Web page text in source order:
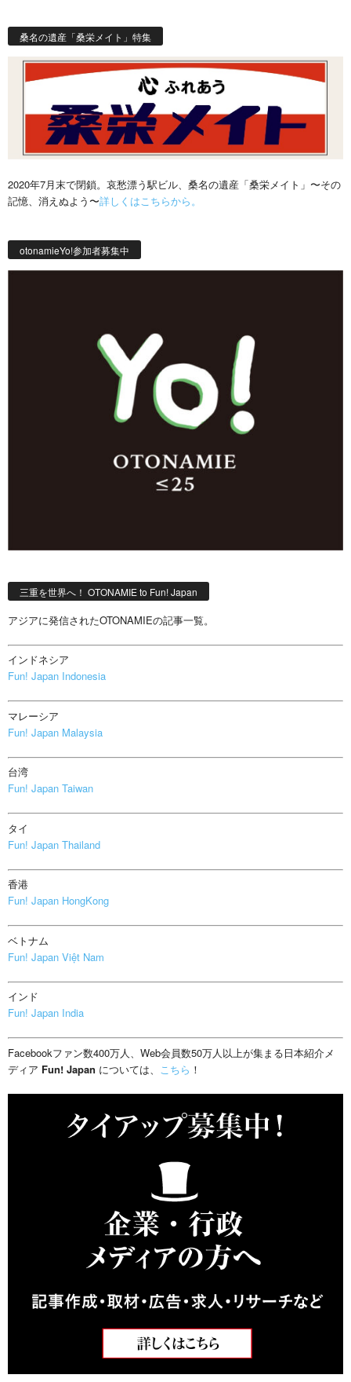
桑名の遺産「桑栄メイト」特集
2020年7月末で閉鎖。哀愁漂う駅ビル、桑名の遺産「桑栄メイト」〜その
記憶、消えぬよう〜詳しくはこちらから。
otonamieYo!参加者募集中
三重を世界へ！ OTONAMIE to Fun! Japan
アジアに発信されたOTONAMIEの記事一覧。
インドネシア
Fun! Japan Indonesia
マレーシア
Fun! Japan Malaysia
台湾
Fun! Japan Taiwan
タイ
Fun! Japan Thailand
香港
Fun! Japan HongKong
ベトナム
Fun! Japan Việt Nam
インド
Fun! Japan India
Facebookファン数400万人、Web会員数50万人以上が集まる日本紹介メ
ディア Fun! Japan については、 こちら ！